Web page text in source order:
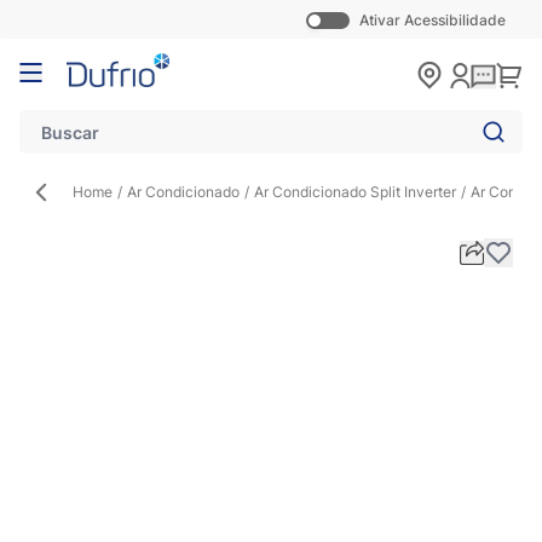
Ativar Acessibilidade
Pular para o conteúdo
Home / Ar Condicionado / Ar Condicionado Split Inverter / Ar